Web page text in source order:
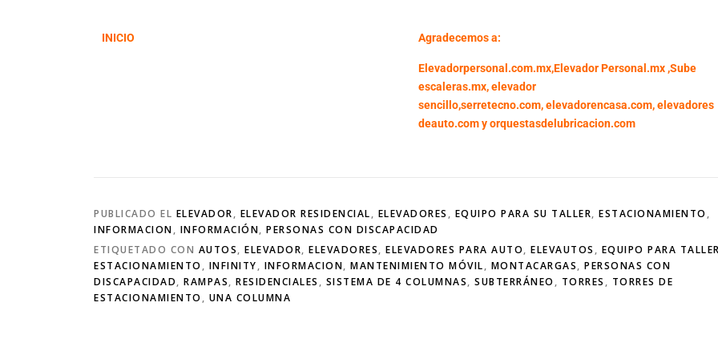
INICIO Agradecemos a:
Elevadorpersonal.com.mx,Elevador Personal.mx ,Sube
escaleras.mx,elevador
sencillo,serretecno.com,elevadorencasa.com,elevadores
deauto.comyorquestasdelubricacion.com
PUBLICADO EL ELEVADOR, ELEVADOR RESIDENCIAL, ELEVADORES , EQUIPO PARA SU TALLER, ESTACIONAMIENTO ,
INFORMACION, INFORMACIÓN, PERSONAS CON DISCAPACIDAD
ETIQUETADO CON AUTOS, ELEVADOR, ELEVADORES, ELEVADORES PARA AUTO, ELEVAUTOS , EQUIPO PARA
ESTACIONAMIENTO , INFINITY, INFORMACION, MANTENIMIENTO MÓVIL, MONTACARGAS, PERSONAS CON
DISCAPACIDAD, RAMPAS, RESIDENCIALES , SISTEMA DE 4 COLUMNAS, SUBTERRÁNEO , TORRES , TORRES DE
ESTACIONAMIENTO , UNA COLUMNA